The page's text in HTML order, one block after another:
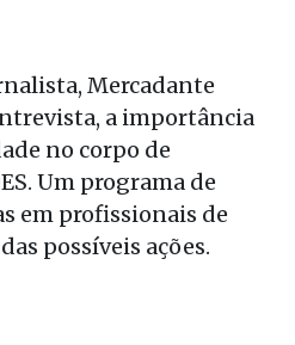
Mercadante
a importância
no corpo de
Um programa de
em profissionais de
possíveis ações.